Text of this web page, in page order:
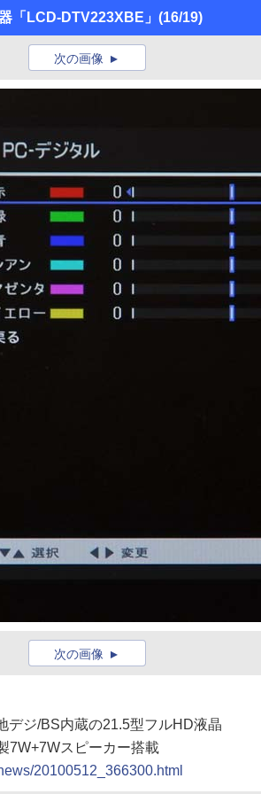
「LCD-DTV223XBE」 (16/19)
次の画像
次の画像
デジ/BS内蔵の21.5型フルHD液晶
7W+7Wスピーカー搭載
20100512_366300.html